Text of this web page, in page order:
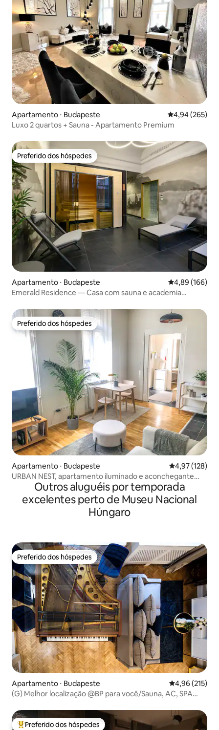
Apartamento ⋅ Budapeste 4,94 de uma
4,94 (265)
Luxo 2 quartos + Sauna - Apartamento Premium
Preferido dos hóspedes
Preferido dos hóspedes
Apartamento ⋅ Budapeste 4,89 de uma
4,89 (166)
Emerald Residence — Casa com sauna e academia
Preferido dos hóspedes
Preferido dos hóspedes
Apartamento ⋅ Budapeste 4,97 de uma
4,97 (128)
URBAN NEST, apartamento iluminado e aconchegante
com espaço de trabalho
Outros aluguéis por temporada
excelentes perto de Museu Nacional
Húngaro
Preferido dos hóspedes
Preferido dos hóspedes
Apartamento ⋅ Budapeste 4,96 de uma
4,96 (215)
(G) Melhor localização @BP para você/Sauna, AC, SPA
Preferido dos hóspedes